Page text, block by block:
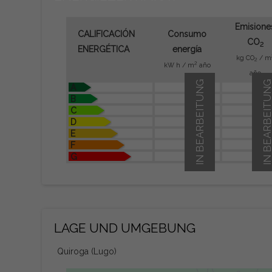
CALIFICACIÓN
ENERGÉTICA
Consumo
energía
kW h / m2 año
CO2
kg CO2 / m
año
A
B
C
D
E
F
G
IN BEARBEITUNG
IN BEARBEITUNG
LAGE UND UMGEBUNG
Quiroga (Lugo)